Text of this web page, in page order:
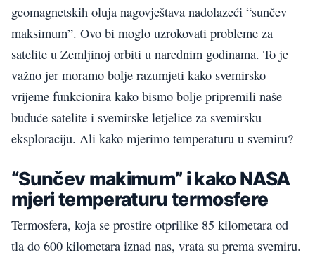
geomagnetskih oluja nagovještava nadolazeći “sunčev
maksimum”. Ovo bi moglo uzrokovati probleme za
satelite u Zemljinoj orbiti u narednim godinama. To je
važno jer moramo bolje razumjeti kako svemirsko
vrijeme funkcionira kako bismo bolje pripremili naše
buduće satelite i svemirske letjelice za svemirsku
eksploraciju. Ali kako mjerimo temperaturu u svemiru?
“Sunčev makimum” i kako NASA
mjeri temperaturu termosfere
Termosfera, koja se prostire otprilike 85 kilometara od
tla do 600 kilometara iznad nas, vrata su prema svemiru.